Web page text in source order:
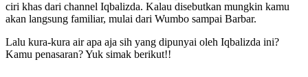
ciri khas dari channel Iqbalizda. Kalau disebutkan mungkin kamu
akan langsung familiar, mulai dari Wumbo sampai Barbar.
Lalu kura-kura air apa aja sih yang dipunyai oleh Iqbalizda ini?
Kamu penasaran? Yuk simak berikut!!